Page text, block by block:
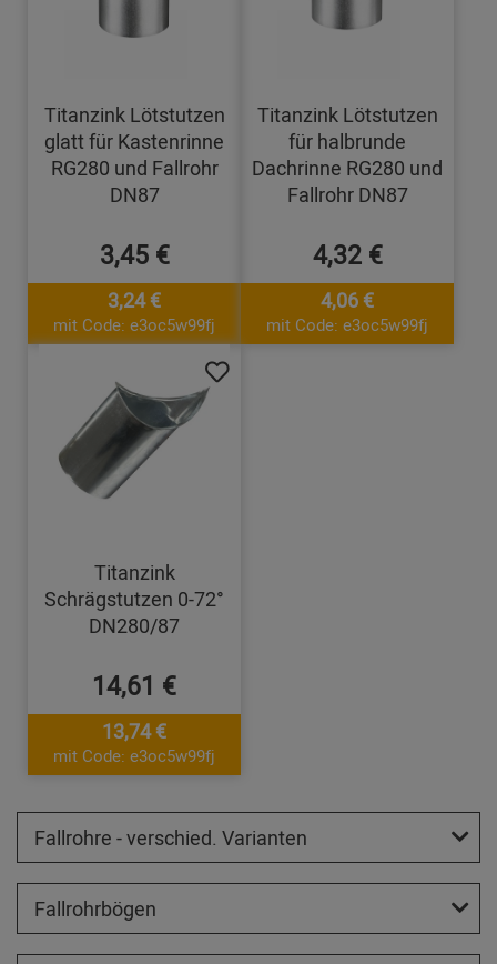
Titanzink Lötstutzen
glatt für Kastenrinne
RG280 und Fallrohr
DN87
3,45 €
3,24 €
mit Code: e3oc5w99fj
Titanzink Lötstutzen
für halbrunde
Dachrinne RG280 und
Fallrohr DN87
4,32 €
4,06 €
mit Code: e3oc5w99fj
Titanzink
Schrägstutzen 0-72°
DN280/87
14,61 €
13,74 €
mit Code: e3oc5w99fj
Fallrohre - verschied. Varianten
Fallrohrbögen